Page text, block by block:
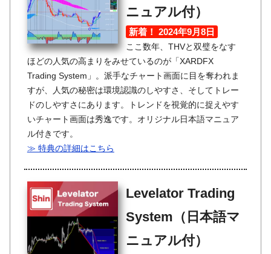
ニュアル付）
新着！ 2024年9月8日
ここ数年、THVと双璧をなす
ほどの人気の高まりをみせているのが「XARDFX
Trading System」。派手なチャート画面に目を奪われま
すが、人気の秘密は環境認識のしやすさ、そしてトレー
ドのしやすさにあります。トレンドを視覚的に捉えやす
いチャート画面は秀逸です。オリジナル日本語マニュア
ル付きです。
≫ 特典の詳細はこちら
Levelator Trading
System（日本語マ
ニュアル付）